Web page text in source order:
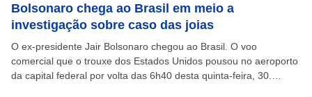
Bolsonaro chega ao Brasil em meio a
investigação sobre caso das joias
O ex-presidente Jair Bolsonaro chegou ao Brasil. O voo
comercial que o trouxe dos Estados Unidos pousou no aeroporto
da capital federal por volta das 6h40 desta quinta-feira, 30.